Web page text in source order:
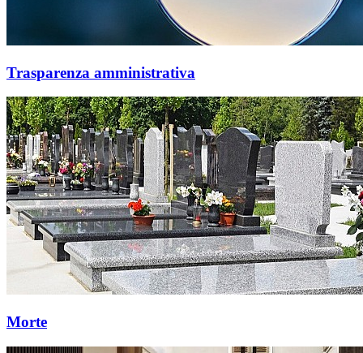
Trasparenza amministrativa
Morte